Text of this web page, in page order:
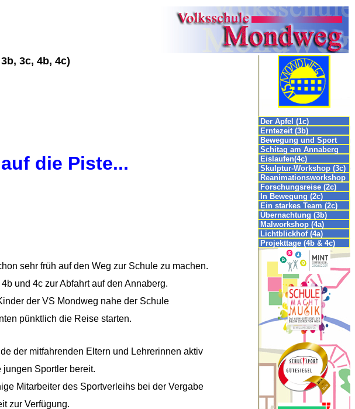
3c, 4b, 4c)
die Piste...
sehr früh auf den Weg zur Schule zu machen.
und 4c zur Abfahrt auf den Annaberg.
der VS Mondweg nahe der Schule
pünktlich die Reise starten.
der mitfahrenden Eltern und Lehrerinnen aktiv
Sportler bereit.
Mitarbeiter des Sportverleihs bei der Vergabe
zur Verfügung.
Der Apfel (1c)
Erntezeit (3b)
Bewegung und Sport
(4c)
Schitag am Annaberg
(1c, 2c, 3b, 3c, 4b, 4c)
Eislaufen(4c)
Skulptur-Workshop (3c)
Reanimationsworkshop
(3c)
Forschungsreise (2c)
In Bewegung (2c)
Ein starkes Team (2c)
Übernachtung (3b)
Malworkshop (4a)
Lichtblickhof (4a)
Projekttage (4b & 4c)